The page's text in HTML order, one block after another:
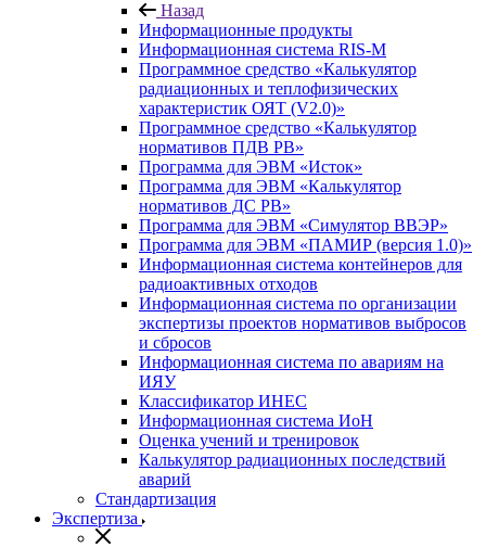
Назад
Информационные продукты
Информационная система RIS-M
Программное средство «Калькулятор
радиационных и теплофизических
характеристик ОЯТ (V2.0)»
Программное средство «Калькулятор
нормативов ПДВ РВ»
Программа для ЭВМ «Исток»
Программа для ЭВМ «Калькулятор
нормативов ДС РВ»
Программа для ЭВМ «Симулятор ВВЭР»
Программа для ЭВМ «ПАМИР (версия 1.0)»
Информационная система контейнеров для
радиоактивных отходов
Информационная система по организации
экспертизы проектов нормативов выбросов
и сбросов
Информационная система по авариям на
ИЯУ
Классификатор ИНЕС
Информационная система ИоН
Оценка учений и тренировок
Калькулятор радиационных последствий
аварий
Стандартизация
Экспертиза